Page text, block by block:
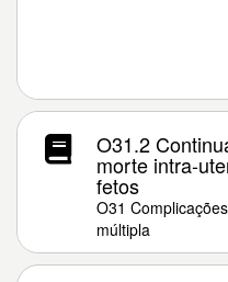
O31.2
morte intra-
fetos
O31
múltipla